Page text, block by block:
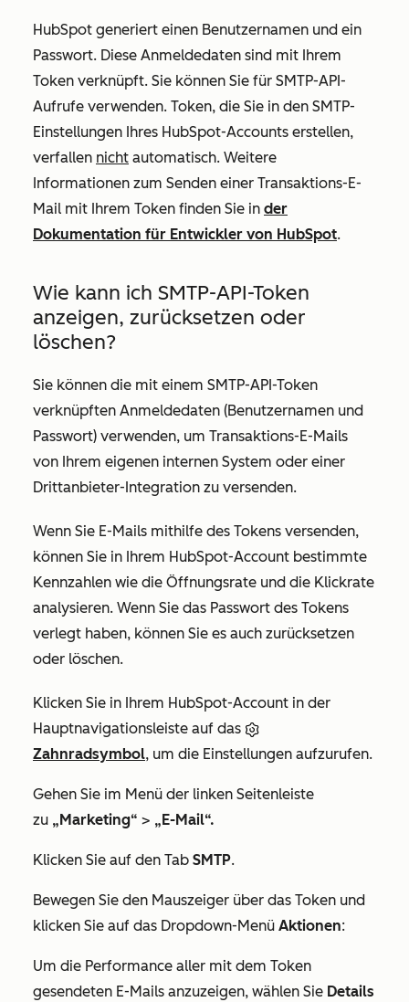
HubSpot generiert einen Benutzernamen und ein
Passwort. Diese Anmeldedaten sind mit Ihrem
Token verknüpft. Sie können Sie für SMTP-API-
Aufrufe verwenden. Token, die Sie in den SMTP-
Einstellungen Ihres HubSpot-Accounts erstellen,
verfallen nicht automatisch. Weitere
Informationen zum Senden einer Transaktions-E-
Mail mit Ihrem Token finden Sie in der
Dokumentation für Entwickler von HubSpot.
Wie kann ich SMTP-API-Token
anzeigen, zurücksetzen oder
löschen?
Sie können die mit einem SMTP-API-Token
verknüpften Anmeldedaten (Benutzernamen und
Passwort) verwenden, um Transaktions-E-Mails
von Ihrem eigenen internen System oder einer
Drittanbieter-Integration zu versenden.
Wenn Sie E-Mails mithilfe des Tokens versenden,
können Sie in Ihrem HubSpot-Account bestimmte
Kennzahlen wie die Öffnungsrate und die Klickrate
analysieren. Wenn Sie das Passwort des Tokens
verlegt haben, können Sie es auch zurücksetzen
oder löschen.
Klicken Sie in Ihrem HubSpot-Account in der
Hauptnavigationsleiste auf das
Zahnradsymbol, um die Einstellungen aufzurufen.
Gehen Sie im Menü der linken Seitenleiste
zu „Marketing“ > „E-Mail“.
Klicken Sie auf den Tab SMTP.
Bewegen Sie den Mauszeiger über das Token und
klicken Sie auf das Dropdown-Menü Aktionen:
Um die Performance aller mit dem Token
gesendeten E-Mails anzuzeigen, wählen Sie Details